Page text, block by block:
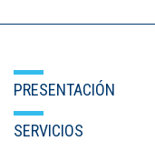
PRESENTACIÓN
SERVICIOS